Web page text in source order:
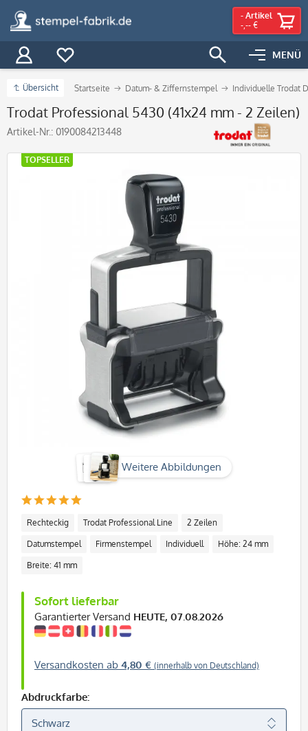
MENÜ
- Artikel
-,-- €
Übersicht Startseite Datum- & Ziffernstempel Individuelle Trodat
Trodat Professional 5430 (41x24 mm - 2 Zeilen)
Artikel-Nr.: 0190084213448
Weitere Abbildungen
TOPSELLER
Rechteckig Trodat Professional Line 2 Zeilen
Datumstempel Firmenstempel Individuell Höhe: 24 mm
Breite: 41 mm
Sofort lieferbar
Garantierter Versand HEUTE, 07.08.2026
Versandkosten ab 4,80 € (innerhalb von Deutschland)
Abdruckfarbe: